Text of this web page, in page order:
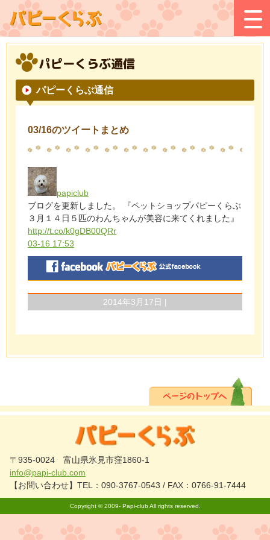
パピーくらぶ通信
パピーくらぶ通信
03/16のツイートまとめ
papiclub
ブログを更新しました。 『ペットショップパピーくらぶ
３月１４日５匹のわんちゃんが美容に来てくれました』
http://t.co/k0gDB00QRr
03-16 17:53
2014年3月17日 |
〒935-0024 富山県氷見市窪1860-1
info@papi-club.com
【お問い合わせ】TEL：090-3767-0543 / FAX：0766-91-7444
Copyright © 2009- Papi-clubAll rights reserved.